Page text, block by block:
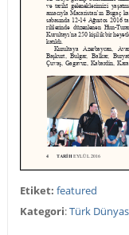
Etiket: featured
Kategori:Türk